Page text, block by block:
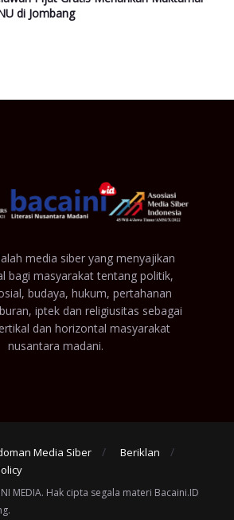
di Jombang
media siber yang menyajikan
bagi masyarakat tentang politik,
budaya, hukum, pertahanan
iptek dan religiusitas sebagai
dan horizontal masyarakat
nusantara madani.
Media Siber
Beriklan
MEDIA. Hak cipta segala materi Bacaini.ID